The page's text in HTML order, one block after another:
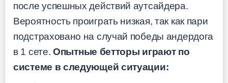
после успешных действий аутсайдера.
Вероятность проиграть низкая, так как пари
подстраховано на случай победы андердога
в 1 сете. Опытные бетторы играют по
системе в следующей ситуации: